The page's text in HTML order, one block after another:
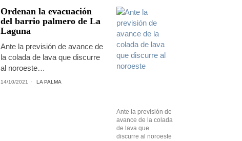
Ante la previsión de
avance de la colada
de lava que
discurre al noroeste
Ordenan la evacuación
del barrio palmero de La
Laguna
Ante la previsión de avance de
la colada de lava que discurre
al noroeste…
14/10/2021 LA PALMA